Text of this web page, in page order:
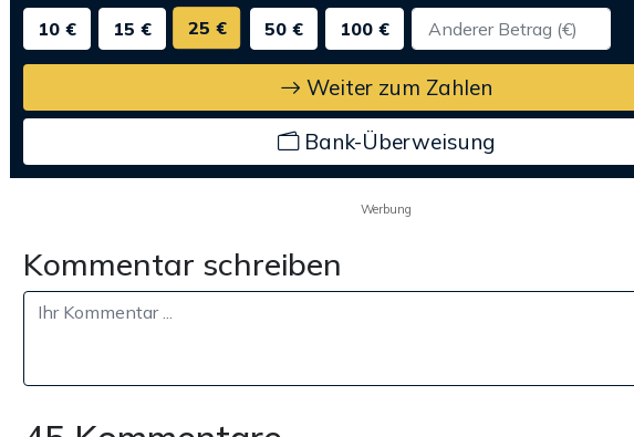
10 €
15 € 25 € 50 € 100 €
Weiter zum Zahlen
Bank-Überweisung
Werbung
Kommentar schreiben